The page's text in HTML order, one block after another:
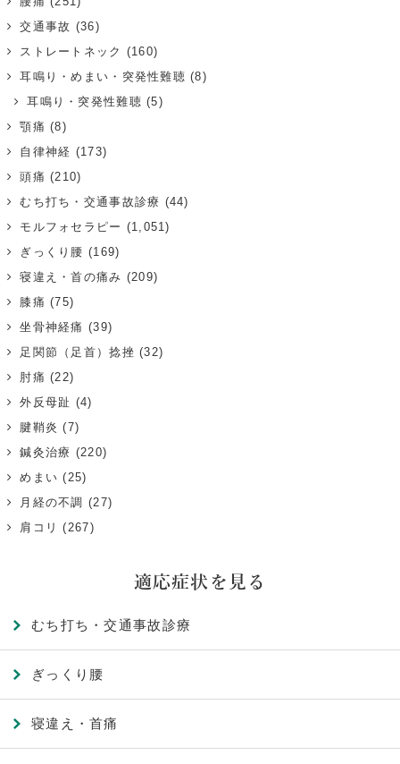
交通事故 (36)
ストレートネック (160)
耳鳴り・めまい・突発性難聴 (8)
耳鳴り・突発性難聴 (5)
顎痛 (8)
自律神経 (173)
頭痛 (210)
むち打ち・交通事故診療 (44)
モルフォセラピー (1,051)
ぎっくり腰 (169)
寝違え・首の痛み (209)
膝痛 (75)
坐骨神経痛 (39)
足関節（足首）捻挫 (32)
肘痛 (22)
外反母趾 (4)
腱鞘炎 (7)
鍼灸治療 (220)
めまい (25)
月経の不調 (27)
肩コリ (267)
適応症状を見る
むち打ち・交通事故診療
ぎっくり腰
寝違え・首痛